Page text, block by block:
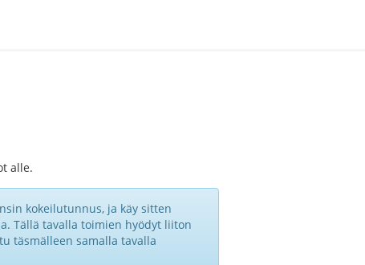
alle.
kokeilutunnus, ja käy sitten
Tällä tavalla toimien hyödyt liiton
täsmälleen samalla tavalla